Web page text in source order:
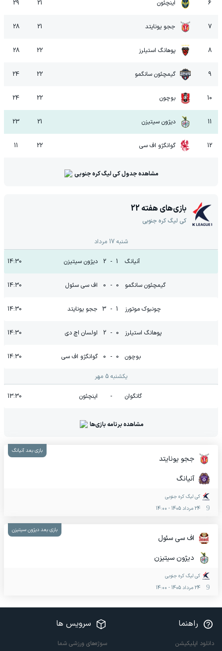
6 اینچئون 21
29
7 ججو یونایتد 21
28
8 پوهانگ استیلرز 22
28
9 گیمچئون سانگمو 22
24
10 بوچون 22
24
11 دیژون سیتیزن 21
23
12 گوانگژو اف سی 22
11
مشاهده جدولکی لیگ کره جنوبی
بازی‌های هفته22
کی لیگ کره جنوبی
شنبه 17 مرداد
آنیانگ 1
-
2 دیژون سیتیزن 14:30
گیمچئون سانگمو 0
-
0 اف سی سئول 14:30
چونبوک موتورز 1
-
3 ججو یونایتد 14:30
پوهانگ استیلرز 0
-
2 اولسان اچ دی 14:30
بوچون 0
-
0 گوانگژو اف سی 14:30
یکشنبه 5 مهر
گانگوان - اینچئون 13:30
مشاهده برنامه بازی‌ها
ججو یونایتد
آنیانگ
کی لیگ کره جنوبی
24 مرداد 1405
-
14:00
بازی بعد آنیانگ
اف سی سئول
دیژون سیتیزن
کی لیگ کره جنوبی
24 مرداد 1405
-
14:00
بازی بعد دیژون سیتیزن
راهنما
دانلود اپلیکیشن
سرویس ها
سوژه‌های ورزشی شما